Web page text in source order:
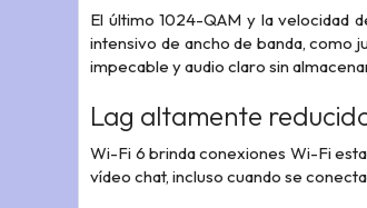
El último 1024-QAM y la velocidad
intensivo de ancho de banda, como
impecable y audio claro sin
Lag altamente
Wi-Fi 6 brinda conexiones Wi-Fi
vídeo chat, incluso cuando se